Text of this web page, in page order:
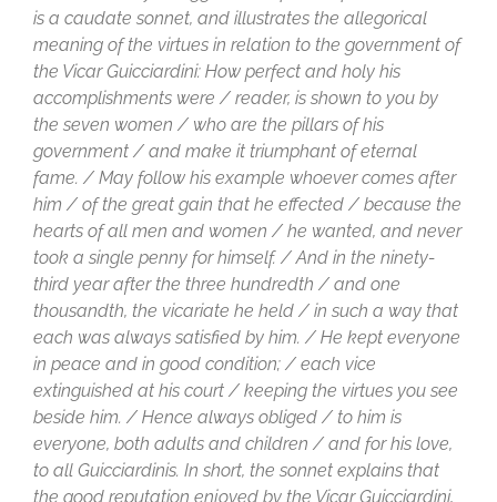
is a caudate sonnet, and illustrates the allegorical
meaning of the virtues in relation to the government of
the Vicar Guicciardini: How perfect and holy his
accomplishments were / reader, is shown to you by
the seven women / who are the pillars of his
government / and make it triumphant of eternal
fame. / May follow his example whoever comes after
him / of the great gain that he effected / because the
hearts of all men and women / he wanted, and never
took a single penny for himself. / And in the ninety-
third year after the three hundredth / and one
thousandth, the vicariate he held / in such a way that
each was always satisfied by him. / He kept everyone
in peace and in good condition; / each vice
extinguished at his court / keeping the virtues you see
beside him. / Hence always obliged / to him is
everyone, both adults and children / and for his love,
to all Guicciardinis. In short, the sonnet explains that
the good reputation enjoyed by the Vicar Guicciardini,